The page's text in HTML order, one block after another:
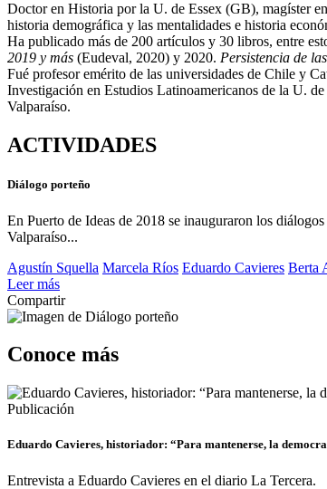
Doctor en Historia por la U. de Essex (GB), magíster
historia demográfica y las mentalidades e historia
Ha publicado más de 200 artículos y 30 libros, entre
2019 y más (Eudeval, 2020) y 2020. Persistencia de
Fué profesor emérito de las universidades de Chile y
Investigación en Estudios Latinoamericanos de la U.
Valparaíso.
ACTIVIDADES
Diálogo porteño
En Puerto de Ideas de 2018 se inauguraron los
Valparaíso...
Agustín Squella Marcela Ríos Eduardo Cavieres Berta
Leer más
Compartir
Conoce más
Publicación
Eduardo Cavieres, historiador: “Para mantenerse, la
Entrevista a Eduardo Cavieres en el diario La Tercera.